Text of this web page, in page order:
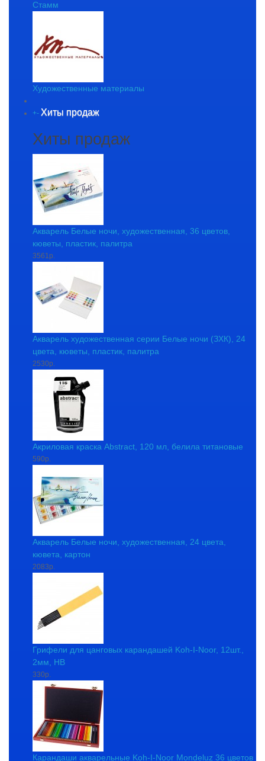
Стамм
Художественные материалы
+- Хиты продаж
Хиты продаж
Акварель Белые ночи, художественная, 36 цветов,
кюветы, пластик, палитра
3561р.
Акварель художественная серии Белые ночи (ЗХК), 24
цвета, кюветы, пластик, палитра
2530р.
Акриловая краска Abstract, 120 мл, белила титановые
590р.
Акварель Белые ночи, художественная, 24 цвета,
кювета, картон
2083р.
Грифели для цанговых карандашей Koh-I-Noor, 12шт.,
2мм, HB
330р.
Карандаши акварельные Koh-I-Noor Mondeluz 36 цветов